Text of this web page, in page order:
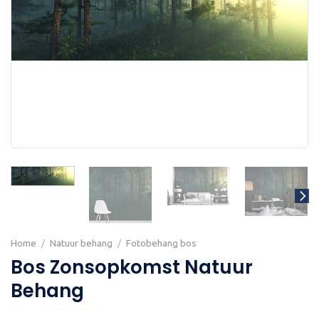
Home / Natuur behang / Fotobehang bos
Bos Zonsopkomst Natuur
Behang